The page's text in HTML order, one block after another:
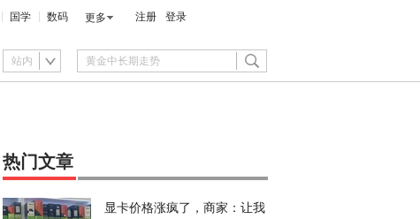
国学 数码 更多 注册 登录
站内
热门文章
显卡价格涨疯了，商家：让我